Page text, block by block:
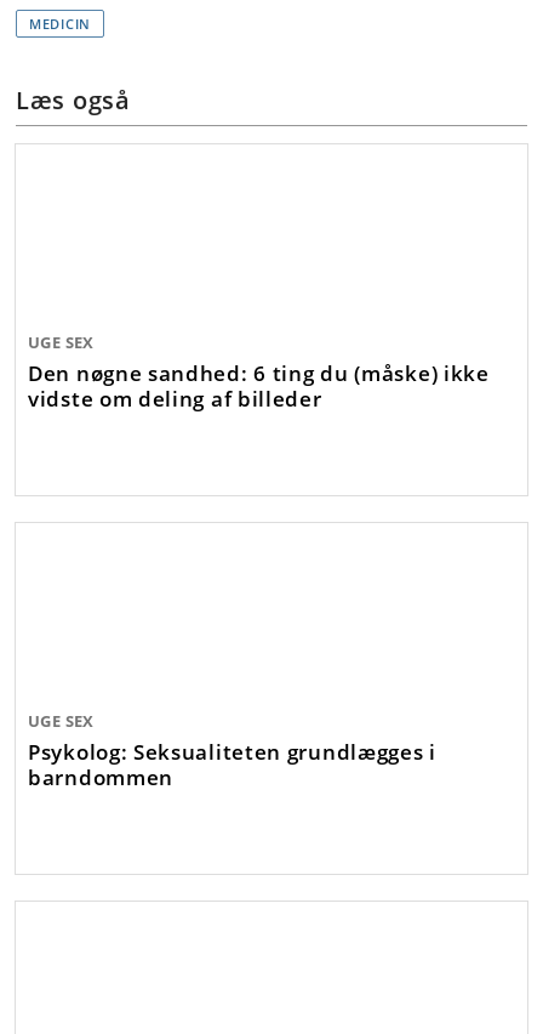
MEDICIN
Læs også
UGE SEX
Den nøgne sandhed: 6 ting du (måske) ikke
vidste om deling af billeder
UGE SEX
Psykolog: Seksualiteten grundlægges i
barndommen